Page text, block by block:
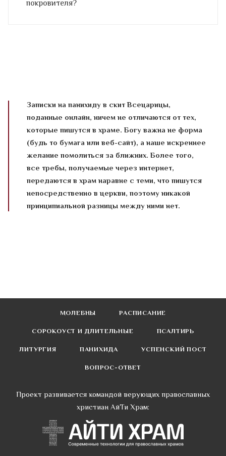
покровителя?
Записки на панихиду в скит Всецарицы,
поданные онлайн, ничем не отличаются от тех,
которые пишутся в храме. Богу важна не форма
(будь то бумага или веб-сайт), а наше искреннее
желание помолиться за ближних. Более того,
все требы, получаемые через интернет,
передаются в храм наравне с теми, что пишутся
непосредственно в церкви, поэтому никакой
принципиальной разницы между ними нет.
МОЛЕБНЫ
РАСПИСАНИЕ
СОРОКОУСТ И ДЛИТЕЛЬНЫЕ
ПСАЛТИРЬ
ЛИТУРГИЯ
ПАНИХИДА
УСПЕНСКИЙ ПОСТ
ВОПРОС-ОТВЕТ
Проект развивается командой верующих православных
христиан АйТи Храм: